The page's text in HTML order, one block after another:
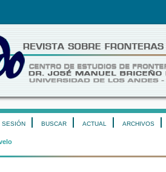
SESIÓN BUSCAR ACTUAL ARCHIVOS